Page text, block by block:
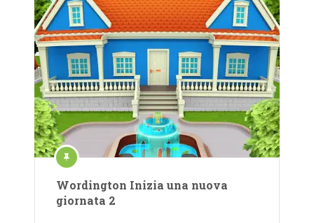
Wordington Inizia una nuova
giornata 2